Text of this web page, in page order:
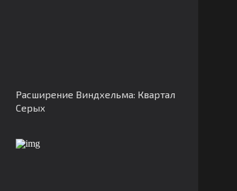
Расширение Виндхельма: Квартал
Серых